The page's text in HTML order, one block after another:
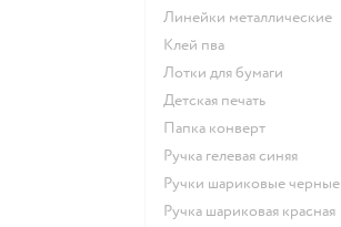
Линейки металлические
Клей пва
Лотки для бумаги
Детская печать
Папка конверт
Ручка гелевая синяя
Ручки шариковые черные
Ручка шариковая красная